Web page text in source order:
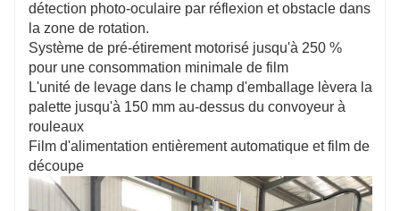
détection photo-oculaire par réflexion et obstacle dans
la zone de rotation.
Système de pré-étirement motorisé jusqu'à 250 %
pour une consommation minimale de film
L'unité de levage dans le champ d'emballage lèvera la
palette jusqu'à 150 mm au-dessus du convoyeur à
rouleaux
Film d'alimentation entièrement automatique et film de
découpe